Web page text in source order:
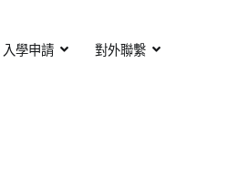
入學申請 對外聯繫